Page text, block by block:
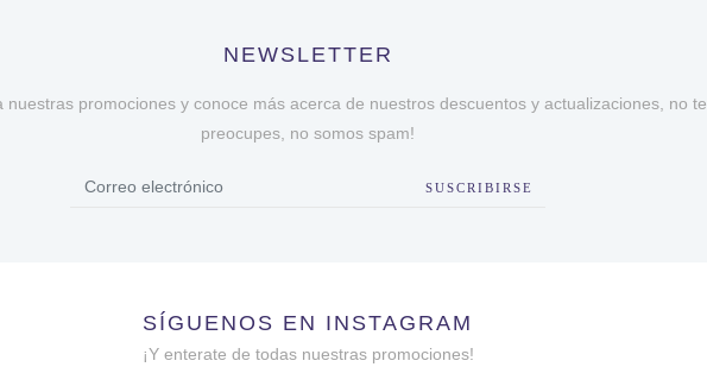
NEWSLETTER
nuestras promociones y conoce más acerca de nuestros descuentos y actualizaciones, no te
preocupes, no somos spam!
SUSCRIBIRSE
SÍGUENOS EN INSTAGRAM
¡Y enterate de todas nuestras promociones!